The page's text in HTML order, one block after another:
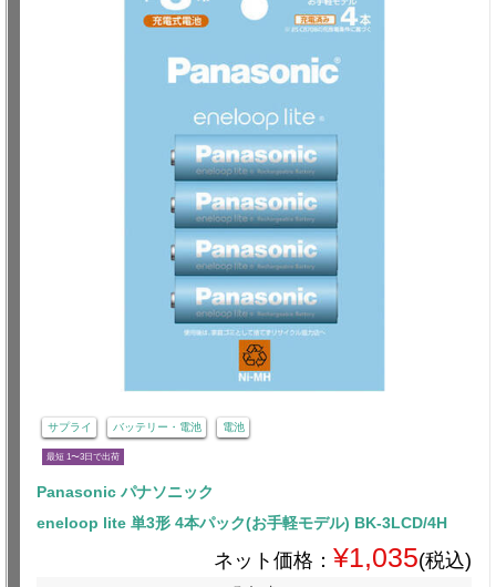
サプライ バッテリー・電池 電池
最短 1〜3日で出荷
Panasonic パナソニック
eneloop lite 単3形 4本パック(お手軽モデル) BK-3LCD/4H
ネット価格： ¥1,035(税込)